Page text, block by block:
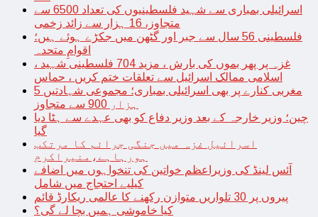
اسرائیلی بمباری سے شہید فلسطینیوں کی تعداد 6500 سے
متجاوز، 16 ہزار سے زائد زخمی
فلسطینی 56 سال سے جبر اور گٹھن میں جکڑے ہوئے ہیں؛
اقوامِ متحدہ
غزہ پر پھر بموں کی بارش ، مزید 704 فلسطینی شہید ،
اسلامی ممالک اسرائیل سے تعلقات ختم کریں ، حماس
مغربی کنارے پر بھی اسرائیلی بمباری؛ مجموعی شہادتیں 5
ہزار 900 سے متجاوز
چین؛ وزیر خارجہ کے بعد وزیر دفاع کو بھی عہدے سے ہٹا دیا
گیا
اسرائیل غزہ میں جنگی جرائم کا مرتکب
ہورہاہے،منیراکرم
آئس لینڈ کی وزیراعظم خواتین کی تنخواہوں میں اضافے
کیلیے احتجاج میں شامل
پیروں پر 30 تلواریں متوازن رکھنے کا عالمی ریکارڈ قائم
کیا خاموشی ہمیں بچا لے گی؟